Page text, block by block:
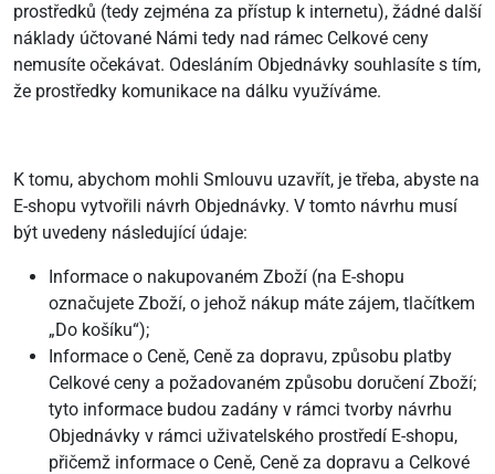
prostředků (tedy zejména za přístup k internetu), žádné další
náklady účtované Námi tedy nad rámec Celkové ceny
nemusíte očekávat. Odesláním Objednávky souhlasíte s tím,
že prostředky komunikace na dálku využíváme.
K tomu, abychom mohli Smlouvu uzavřít, je třeba, abyste na
E-shopu vytvořili návrh Objednávky. V tomto návrhu musí
být uvedeny následující údaje:
Informace o nakupovaném Zboží (na E-shopu
označujete Zboží, o jehož nákup máte zájem, tlačítkem
„Do košíku“);
Informace o Ceně, Ceně za dopravu, způsobu platby
Celkové ceny a požadovaném způsobu doručení Zboží;
tyto informace budou zadány v rámci tvorby návrhu
Objednávky v rámci uživatelského prostředí E-shopu,
přičemž informace o Ceně, Ceně za dopravu a Celkové